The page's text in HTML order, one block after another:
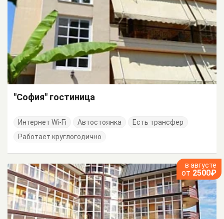
"София" гостиница
Интернет Wi-Fi Автостоянка
Есть трансфер
Работает круглогодично
в августе
от 2500₽